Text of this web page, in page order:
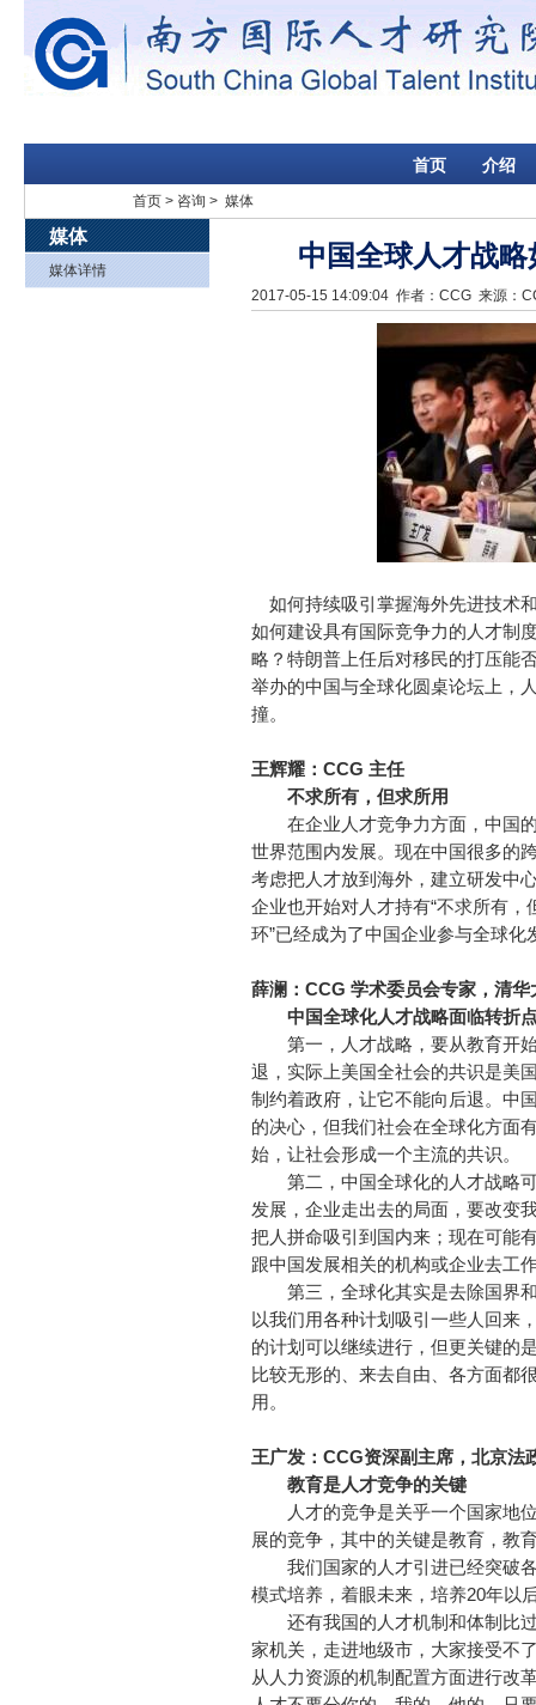
首页 介绍
首页 > 咨询 > 媒体
媒体
媒体详情 中国全球人才战
2017-05-15 14:09:04 作者：CCG 来源：
如何持续吸引掌握海外先进技术
如何建设具有国际竞争力的人才制
略？特朗普上任后对移民的打压能
举办的中国与全球化圆桌论坛上，
撞。
王辉耀：CCG 主任
不求所有，但求所用
在企业人才竞争力方面，中国的
世界范围内发展。现在中国很多的
考虑把人才放到海外，建立研发中
企业也开始对人才持有“不求所有，
环”已经成为了中国企业参与全球化
薛澜：CCG 学术委员会专家，清
中国全球化人才战略面临转折
第一，人才战略，要从教育开始
退，实际上美国全社会的共识是美
制约着政府，让它不能向后退。中
的决心，但我们社会在全球化方面
始，让社会形成一个主流的共识。
第二，中国全球化的人才战略可
发展，企业走出去的局面，要改变
把人拼命吸引到国内来；现在可能
跟中国发展相关的机构或企业去工
第三，全球化其实是去除国界和
以我们用各种计划吸引一些人回来
的计划可以继续进行，但更关键的
比较无形的、来去自由、各方面都
用。
王广发：CCG资深副主席，北京法
教育是人才竞争的关键
人才的竞争是关乎一个国家地位
展的竞争，其中的关键是教育，教
我们国家的人才引进已经突破各
模式培养，着眼未来，培养20年以
还有我国的人才机制和体制比过
家机关，走进地级市，大家接受不
从人力资源的机制配置方面进行改